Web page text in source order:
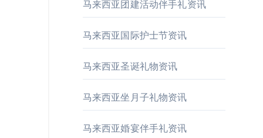
马来西亚团建活动伴手礼资讯
马来西亚国际护士节资讯
马来西亚圣诞礼物资讯
马来西亚坐月子礼物资讯
马来西亚婚宴伴手礼资讯